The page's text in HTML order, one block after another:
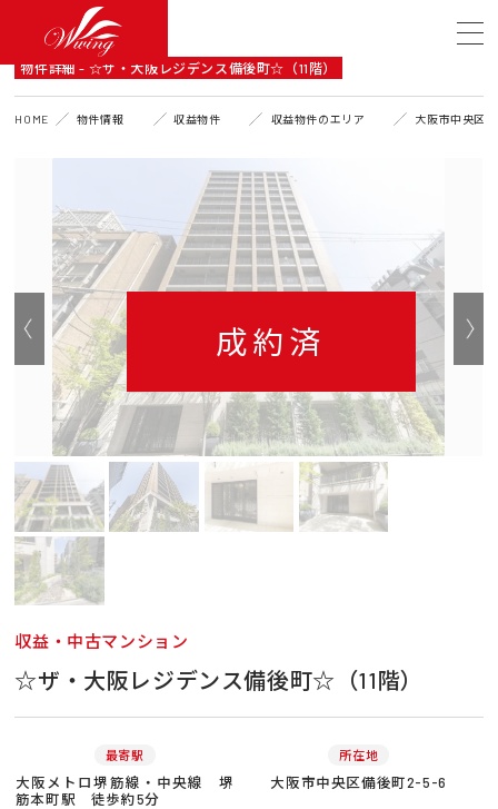
DETAIL
物件詳細 - ☆ザ・大阪レジデンス備後町☆（11階）
HOME 物件情報 収益物件 収益物件のエリア 大阪市中央区
成約済
収益・中古マンション
☆ザ・大阪レジデンス備後町☆（11階）
最寄駅
大阪メトロ堺筋線・中央線 堺
筋本町駅 徒歩約5分
所在地
大阪市中央区備後町2-5-6